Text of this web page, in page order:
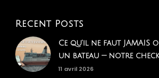
Recent Posts
Ce qu'il ne faut JAMAIS
un bateau — notre
11 avril 2026